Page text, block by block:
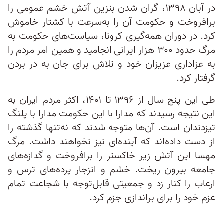
در آبان ۱۳۹۸، گران شدن بنزین آتش خشم عمومی را
برافروخت و حکومت آن را به‌سرعت با کشتار خاموش
کرد. در دوران همه‌گیری کرونا، سیاست‌های حکومت به
مرگ حدود ۳۰۰ هزار ایرانی انجامید و همین امر مردم را
به عزاداری عزیزان خود و تلاش برای جان به در بردن
گرفتار کرد.
طی این پنج سال از ۱۳۹۶ تا ۱۴۰۱، اکثر مردم ایران به
این نتیجه رسیدند که مدارا با این حکومت مدارا با پلنگ
تیزدندان است. آن‌ها متوجه شدند که نه‌تنها گذشته را
از دست داده​‌اند که آینده‌ای نیز نخواهند داشت. مرگ
مهسا این آتش زیر خاکستر را برافروخت و گدازه‌های
جامعه بیرون ریخت. خشم و انزجار پرده‌های ترس و
ارعاب را کنار زد و جمعیتی قابل‌توجه با شجاعت تمام
عزم خود را برای براندازی جزم کرد.